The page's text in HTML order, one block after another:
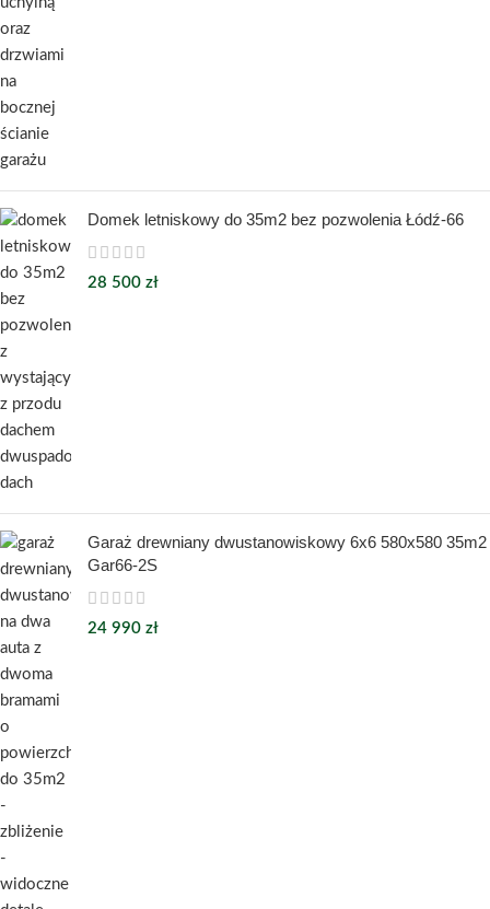
Domek letniskowy do 35m2 bez pozwolenia Łódź-66
28 500 zł
Garaż drewniany dwustanowiskowy 6x6 580x580 35m2
Gar66-2S
24 990 zł